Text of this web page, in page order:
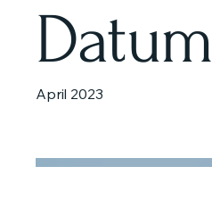
Datum
April 2023